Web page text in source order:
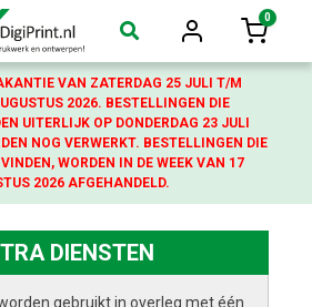
Login
0
VAN ZATERDAG 25 JULI T/M
2026. BESTELLINGEN DIE
UITERLIJK OP DONDERDAG 23 JULI
NOG VERWERKT. BESTELLINGEN DIE
WORDEN IN DE WEEK VAN 17
2026 AFGEHANDELD.
DIENSTEN
gebruikt in overleg met één